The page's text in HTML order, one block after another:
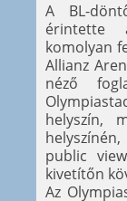
A BL-
érintette
komolyan
Allianz
néző
helyszín,
public
kivetítőn
Az